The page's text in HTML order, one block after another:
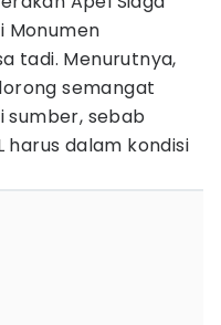
Monumen
tadi. Menurutnya,
semangat
sumber, sebab
harus dalam kondisi